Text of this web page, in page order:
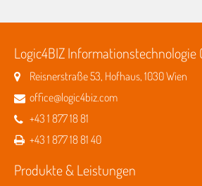
Logic4BIZ Informationstechnologie
Reisnerstraße 53, Hofhaus, 1030 Wien
office@logic4biz.com
+43 1 877 18 81
+43 1 877 18 81 40
Produkte & Leistungen